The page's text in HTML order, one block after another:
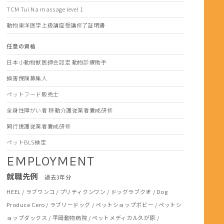
TCM Tui Na massage level 1
動物東洋医学上級講座受講修了証明書
任意の資格
日本小動物獣医師会認定 動物診療助手
損害保険募集人
ペットフード販売士
全身性障がい者 移動介護従業者養成研修
同行援護従業者養成研修
ペットBLS検定
EMPLOYMENT
就職先例
過去3年分
HEEL / ラブワンコ / プリティクンワン / ドッグラブクオ / Dog
Produce Cero / ラブリードッグ / ペットショップボビー / ペットシ
ョップダックス / 平岡動物病院 / ペットメディカル久が原 /